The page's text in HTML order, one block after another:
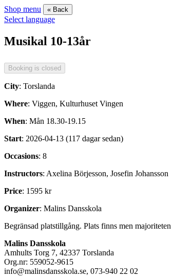
Shop menu « Back
Select language
Musikal 10-13år
City: Torslanda
Where: Viggen, Kulturhuset Vingen
When: Mån 18.30-19.15
Start: 2026-04-13 (117 dagar sedan)
Occasions: 8
Instructors: Axelina Börjesson, Josefin Johansson
Price: 1595 kr
Organizer: Malins Dansskola
Begränsad platstillgång. Plats finns men
Malins Dansskola
Amhults Torg 7, 42337 Torslanda
Org.nr: 559052-9615
info@malinsdansskola.se, 073-940 22 02